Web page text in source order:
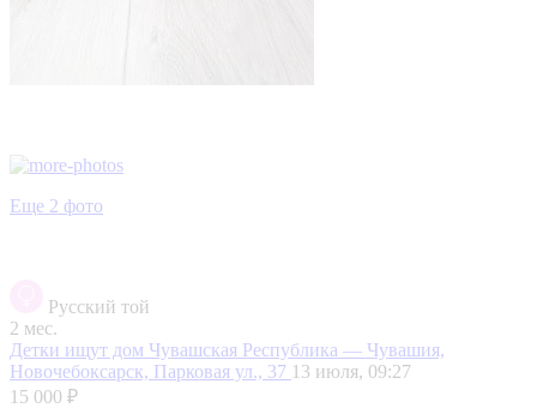
Еще 2 фото
Русский той
2 мес.
Детки ищут дом Чувашская Республика — Чувашия,
Новочебоксарск, Парковая ул., 37 13 июля, 09:27
15 000 ₽